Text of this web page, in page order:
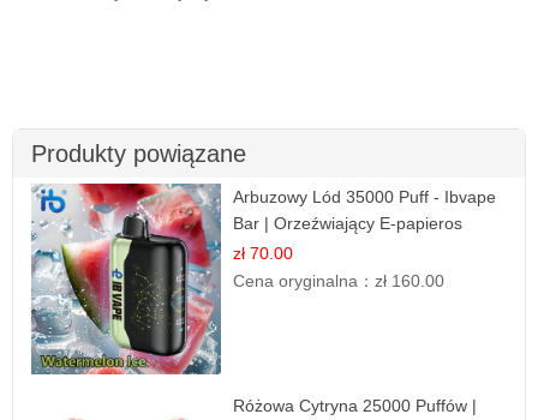
Produkty powiązane
Arbuzowy Lód 35000 Puff - Ibvape
Bar | Orzeźwiający E-papieros
Jednorazowy
zł 70.00
Cena oryginalna：zł 160.00
Różowa Cytryna 25000 Puffów |